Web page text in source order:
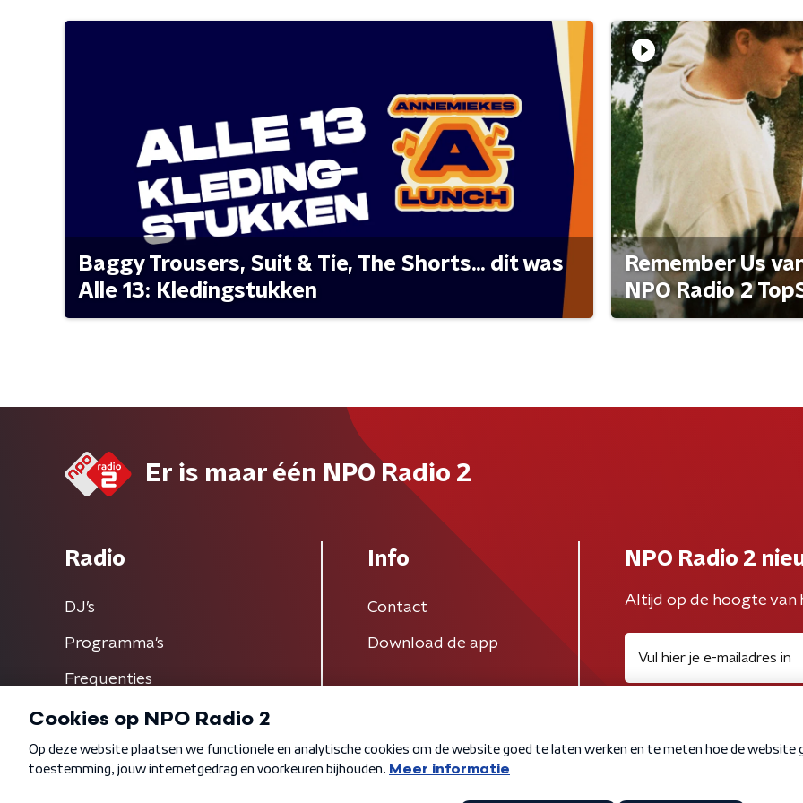
Baggy Trousers, Suit & Tie, The Shorts... dit was
Alle 13: Kledingstukken
Remember Us
NPO Radio 2
Er is maar één NPO Radio 2
Radio
DJ’s
Programma's
Frequenties
Info
Contact
Download de app
NPO Radio 2
Altijd op de hoogte van
Algemene voorwaarden Privacybeleid